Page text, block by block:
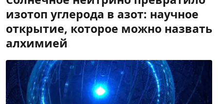
изотоп углерода в азот: научное
открытие, которое можно назвать
алхимией